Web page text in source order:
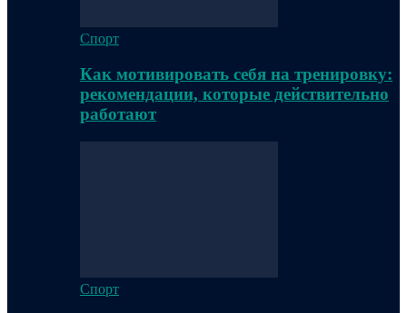
Спорт
Как мотивировать себя на тренировку:
рекомендации, которые действительно
работают
Спорт